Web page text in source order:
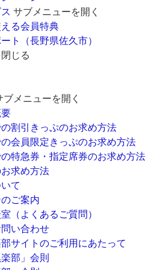
サブメニューを開く
る会員特典
ト（長野県佐久市）
じる
ブメニューを開く
割引きっぷのお求め方法
会員限定きっぷのお求め方法
特急券・指定席券のお求め方法
求め方法
て
ご案内
（よくあるご質問）
い合わせ
サイトのご利用にあたって
部」会則